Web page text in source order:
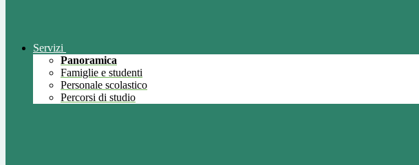
Servizi
Panoramica
Famiglie e studenti
Personale scolastico
Percorsi di studio